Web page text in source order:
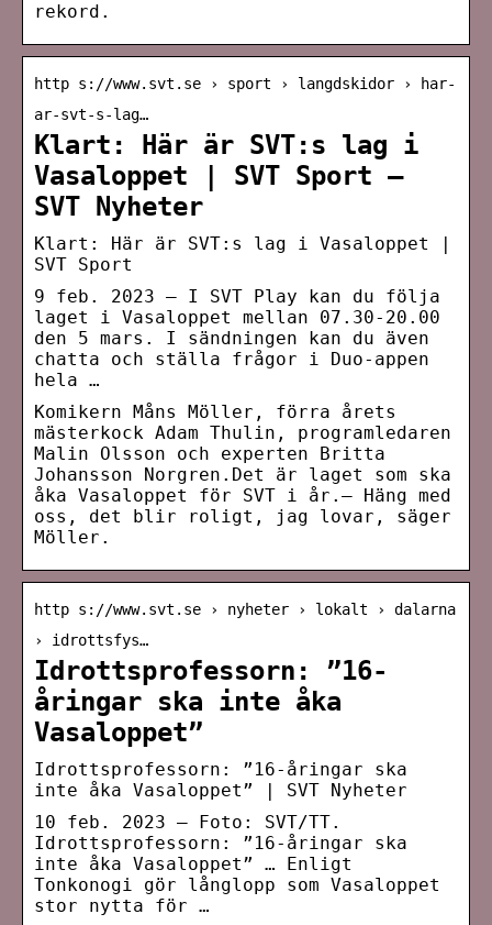
rekord.
http s://www.svt.se › sport › langdskidor › har-
ar-svt-s-lag…
Klart: Här är SVT:s lag i
Vasaloppet | SVT Sport –
SVT Nyheter
Klart: Här är SVT:s lag i Vasaloppet |
SVT Sport
9 feb. 2023 — I SVT Play kan du följa
laget i Vasaloppet mellan 07.30-20.00
den 5 mars. I sändningen kan du även
chatta och ställa frågor i Duo-appen
hela …
Komikern Måns Möller, förra årets
mästerkock Adam Thulin, programledaren
Malin Olsson och experten Britta
Johansson Norgren.Det är laget som ska
åka Vasaloppet för SVT i år.– Häng med
oss, det blir roligt, jag lovar, säger
Möller.
http s://www.svt.se › nyheter › lokalt › dalarna
› idrottsfys…
Idrottsprofessorn: ”16-
åringar ska inte åka
Vasaloppet”
Idrottsprofessorn: ”16-åringar ska
inte åka Vasaloppet” | SVT Nyheter
10 feb. 2023 — Foto: SVT/TT.
Idrottsprofessorn: ”16-åringar ska
inte åka Vasaloppet” … Enligt
Tonkonogi gör långlopp som Vasaloppet
stor nytta för …